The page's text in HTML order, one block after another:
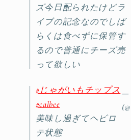
ズ今日配られたけどラ
イブの記念なのでしば
らくは食べずに保管す
るので普通にチーズ売
って欲しい
#じゃがいもチップス
#calbee
美味し過ぎてヘビロ
テ状態
—